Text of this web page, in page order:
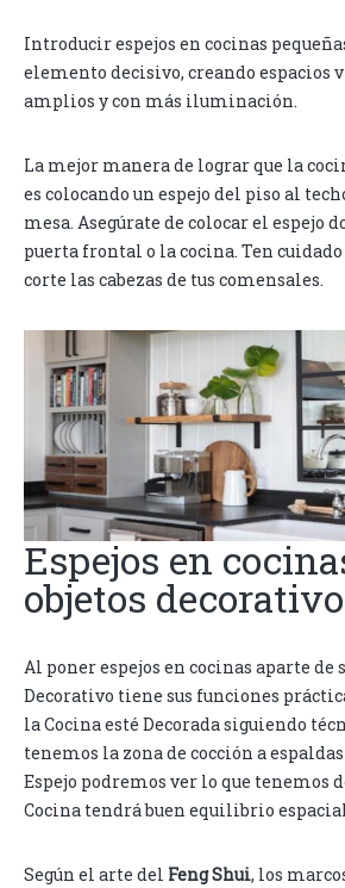
Introducir espejos en cocinas
elemento decisivo, creando espacios
amplios y con más iluminación.
La mejor manera de lograr que la
es colocando un espejo del piso al
mesa. Asegúrate de colocar el espejo
puerta frontal o la cocina. Ten cuidado
corte las cabezas de tus comensales.
Espejos en
objetos
Al poner espejos en cocinas aparte de
Decorativo tiene sus funciones
laCocina esté Decorada siguiendo
tenemos la zona de cocción a
Espejo podremos ver lo que tenemos
Cocina tendrá buen equilibrio
Según el arte del Feng Shui, los